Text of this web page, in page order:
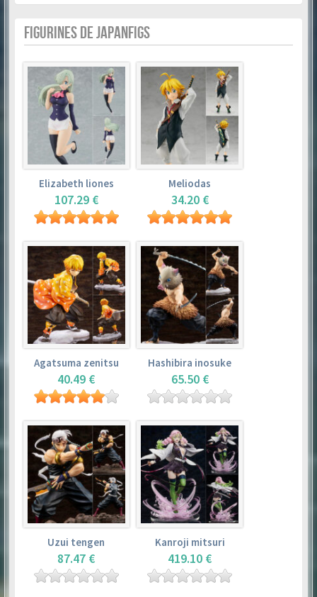
FIGURINES DE JAPANFIGS
Elizabeth liones
107.29 €
Meliodas
34.20 €
Agatsuma zenitsu
40.49 €
Hashibira inosuke
65.50 €
Uzui tengen
87.47 €
Kanroji mitsuri
419.10 €